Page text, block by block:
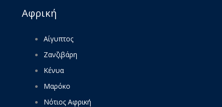
Αφρική
Αίγυπτος
Ζανζιβάρη
Κένυα
Μαρόκο
Νότιος Αφρική